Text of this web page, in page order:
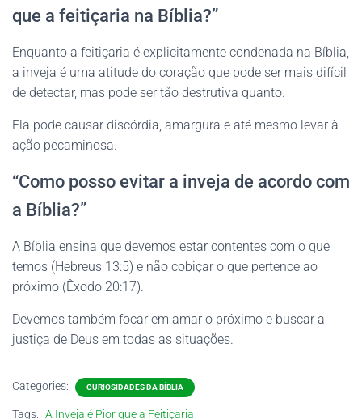
que a feitiçaria na Bíblia?”
Enquanto a feitiçaria é explicitamente condenada na Bíblia,
a inveja é uma atitude do coração que pode ser mais difícil
de detectar, mas pode ser tão destrutiva quanto.
Ela pode causar discórdia, amargura e até mesmo levar à
ação pecaminosa.
“Como posso evitar a inveja de acordo com
a Bíblia?”
A Bíblia ensina que devemos estar contentes com o que
temos (Hebreus 13:5) e não cobiçar o que pertence ao
próximo (Êxodo 20:17).
Devemos também focar em amar o próximo e buscar a
justiça de Deus em todas as situações.
Categories: CURIOSIDADES DA BÍBLIA
Tags: A Inveja é Pior que a Feitiçaria